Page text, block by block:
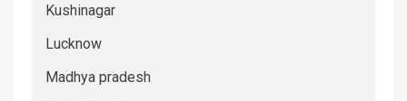
Kushinagar
Lucknow
Madhya pradesh